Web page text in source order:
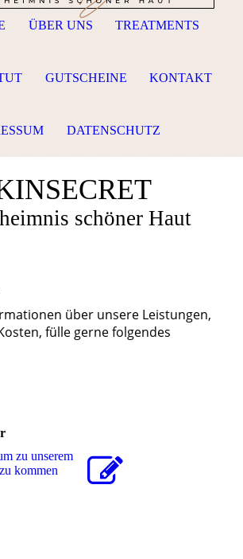
schöner Haut
über unsere Leistungen,
fülle gerne folgendes
zu unserem
kommen
ÜBER UNS TREATMENTS
GUTSCHEINE KONTAKT
DATENSCHUTZ